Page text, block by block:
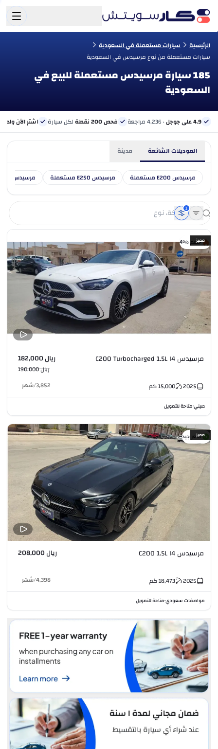
الرئيسية
سيارات مستعملة في السعودية
سيارات مستعملة من نوع مرسيدس في السعودية
185 سيارة مرسيدس مستعملة للبيع في
السعودية
4.9 على جوجل · 4,236 مراجعة فحص 200 نقطة لكل سيارة اشترِ الآن
الموديلات الشائعة مدينة
مرسيدس E200 مستعملة مرسيدس E250 مستعملة مرسيدس E300 مستعملة
1
خصم %4مميز
مرسيدس C200 Turbocharged 1.5L I4 ريال 182,000
ريال 190,000
2025
15,000كم 3,852
/شهر
صيني•متاحة للتمويل
سعر جيدمميز
مرسيدس C200 1.5L I4 ريال 208,000
2025
18,473كم 4,398
/شهر
مواصفات سعودي•متاحة للتمويل